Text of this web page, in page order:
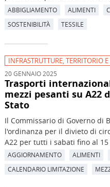
ABBIGLIAMENTO ALIMENTI
SOSTENIBILITÀ
TESSILE
INFRASTRUTTURE, TERRITORIO
20 GENNAIO 2025
Trasporti
mezzi pesanti su A22
Stato
Il Commissario di Governo di
l'ordinanza per il divieto di
A22 per tutti i sabati fino al 15
AGGIORNAMENTO ALIMENTI
CALENDARIO LIMITAZIONE